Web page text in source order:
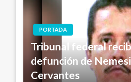
PORTADA
Tribunal federal
defunción de
Cervantes